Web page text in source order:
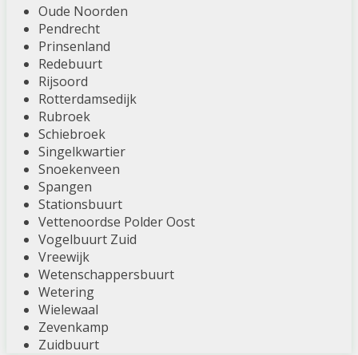
Oude Noorden
Pendrecht
Prinsenland
Redebuurt
Rijsoord
Rotterdamsedijk
Rubroek
Schiebroek
Singelkwartier
Snoekenveen
Spangen
Stationsbuurt
Vettenoordse Polder Oost
Vogelbuurt Zuid
Vreewijk
Wetenschappersbuurt
Wetering
Wielewaal
Zevenkamp
Zuidbuurt